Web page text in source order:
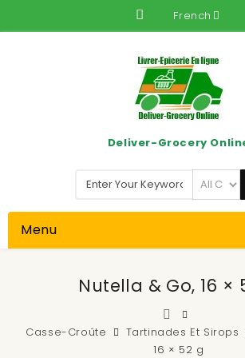
French
Deliver-Grocery
Menu
Nutella & Go, 16 ×
Casse-Croûte Tartinades Et Sirops
16 × 52 g